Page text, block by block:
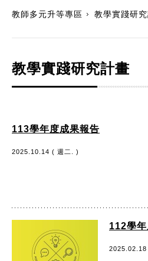
教師多元升等專區 教學實踐研
教學實踐研究計畫
113學年度成果報告
2025.10.14 ( 週二. )
112學